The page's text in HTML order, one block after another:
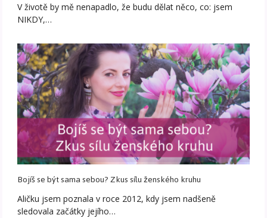
V životě by mě nenapadlo, že budu dělat něco, co: jsem
NIKDY,…
Bojíš se být sama sebou? Zkus sílu ženského kruhu
Aličku jsem poznala v roce 2012, kdy jsem nadšeně
sledovala začátky jejího…